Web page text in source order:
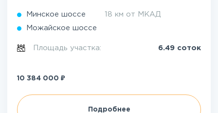
Минское шоссе 18 км от МКАД
Можайское шоссе
Площадь участка: 6.49 соток
10 384 000 ₽
Подробнее